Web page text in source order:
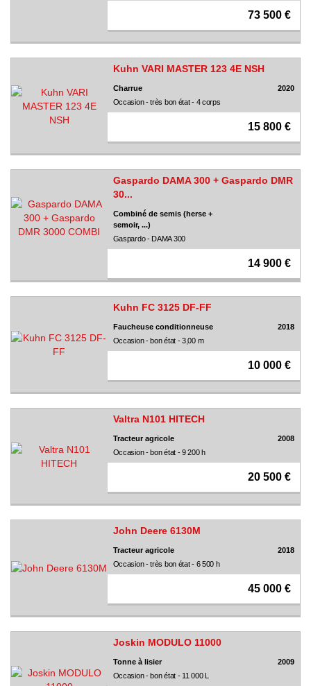
73 500 €
Kuhn VARI MASTER 123 4E NSH
Charrue
2020
Occasion - très bon état - 4 corps
15 800 €
Gaspardo DAMA 300 + Gaspardo DMR
30...
Combiné de semis (herse +
semoir, ...)
Gaspardo - DAMA 300
14 900 €
Kuhn FC 3125 DF-FF
Faucheuse conditionneuse
2018
Occasion - bon état - 3,00 m
10 000 €
Valtra N101 HITECH
Tracteur agricole
2008
Occasion - bon état - 9 200 h
20 500 €
John Deere 6130M
Tracteur agricole
2018
Occasion - très bon état - 6 500 h
45 000 €
Joskin MODULO 11000
Tonne à lisier
2009
Occasion - bon état - 11 000 L